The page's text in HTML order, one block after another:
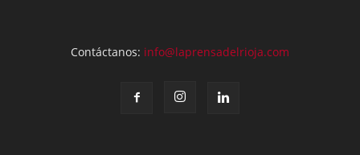
Contáctanos: info@laprensadelrioja.com